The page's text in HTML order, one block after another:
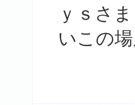
ｙｓさ
いこの